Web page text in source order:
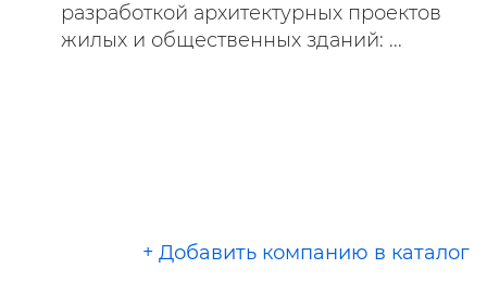
разработкой архитектурных проектов
жилых и общественных зданий: ...
+ Добавить компанию в каталог